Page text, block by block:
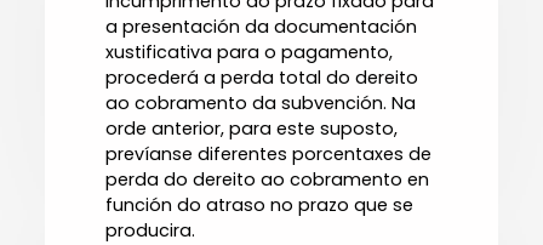
a presentación da documentación
xustificativa para o pagamento,
procederá a perda total do dereito
ao cobramento da subvención. Na
orde anterior, para este suposto,
prevíanse diferentes porcentaxes de
perda do dereito ao cobramento en
función do atraso no prazo que se
producira.